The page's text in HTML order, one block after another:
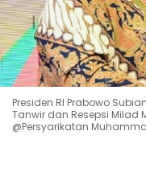
Presiden RI Prabowo
Tanwir dan Resepsi Milad
@Persyarikatan